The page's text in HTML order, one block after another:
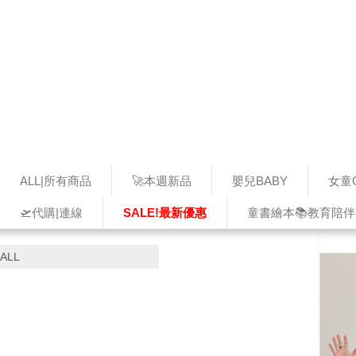
ALL|所有商品 🚀本週新品 嬰兒BABY 女童
🛫代購|連線 SALE!最新優惠 童書繪本📚教育陪伴
ALL